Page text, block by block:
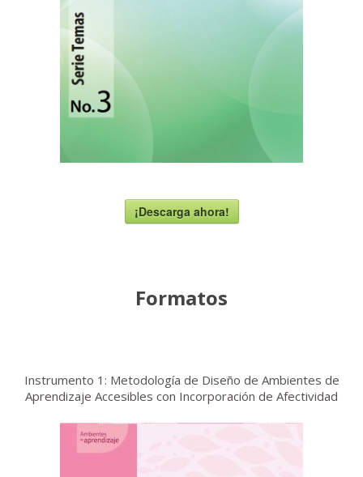
¡Descarga ahora!
Formatos
Instrumento 1: Metodología de Diseño de Ambientes de
Aprendizaje Accesibles con Incorporación de Afectividad